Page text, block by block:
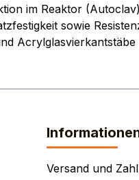
im Reaktor
sowie
Acrylglasvierkantstäbe
Versand und